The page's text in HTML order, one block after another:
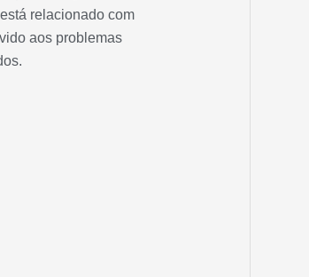
relacionado com
aos problemas